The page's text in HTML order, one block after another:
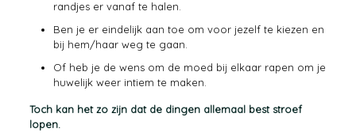
randjes er vanaf te halen.
Ben je er eindelijk aan toe om voor jezelf te kiezen en
bij hem/haar weg te gaan.
Of heb je de wens om de moed bij elkaar rapen om je
huwelijk weer intiem te maken.
Toch kan het zo zijn dat de dingen allemaal best stroef
lopen.